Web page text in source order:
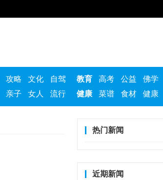
攻略 文化 自驾 教育 高考 公益 佛学
亲子 女人 流行 健康 菜谱 食材 健康
热门新闻
近期新闻